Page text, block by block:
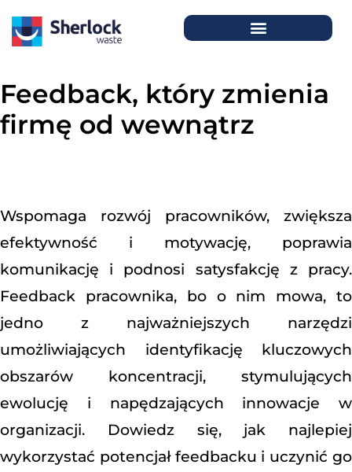
Feedback, który zmienia
firmę od wewnątrz
Wspomaga rozwój pracowników, zwiększa
efektywność i motywację, poprawia
komunikację i podnosi satysfakcję z pracy.
Feedback pracownika, bo o nim mowa, to
jedno z najważniejszych narzędzi
umożliwiających identyfikację kluczowych
obszarów koncentracji, stymulujących
ewolucję i napędzających innowacje w
organizacji. Dowiedz się, jak najlepiej
wykorzystać potencjał feedbacku i uczynić go